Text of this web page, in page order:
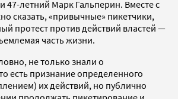
47-летний Марк Гальперин. Вместе с
сказать, «привычные» пикетчики,
протест против действий властей —
часть жизни.
не только знали о
есть признание определенного
их действий, но публично